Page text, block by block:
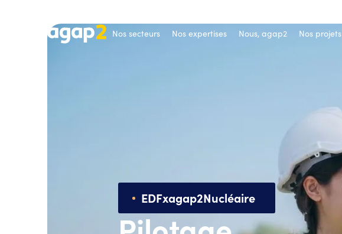
Nos secteurs Nos expertises Nous, agap2 Nos projets
EDFxagap2Nucléaire